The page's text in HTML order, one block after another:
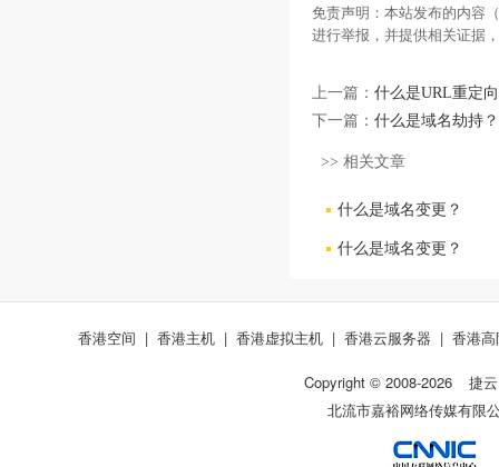
免责声明：本站发布的内容
进行举报，并提供相关证据
上一篇： 什么是URL重定向
下一篇： 什么是域名劫持？
>> 相关文章
什么是域名变更？
什么是域名变更？
香港空间 | 香港主机 | 香港虚拟主机 | 香港云服务器 | 香港
Copyright © 2008-2026
捷云
北流市嘉裕网络传媒有限